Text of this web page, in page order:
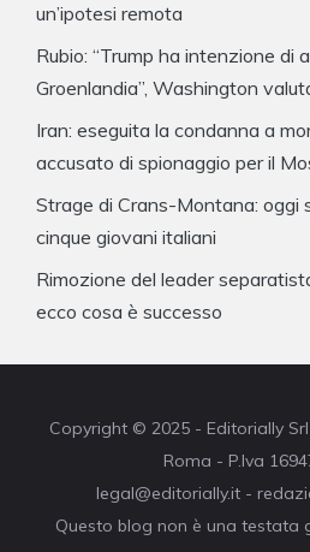
un’ipotesi remota
Rubio: “Trump ha intenzione di
Groenlandia”, Washington
Iran: eseguita la condanna a
accusato di spionaggio per il
Strage di Crans-Montana: oggi
cinque giovani italiani
Rimozione del leader
ecco cosa è successo
Copyright © 2025 - Editorially
Roma - P.Iva
legal@editorially.it -
Questo blog non è una testata